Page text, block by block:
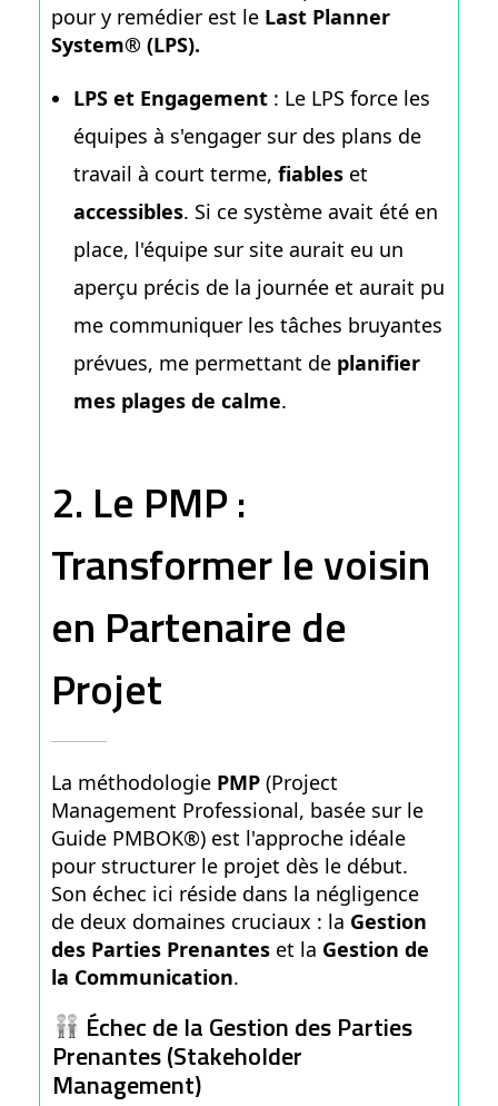
pour y remédier est le Last Planner
System® (LPS).
LPS et Engagement: Le LPS force les
équipes à s'engager sur des plans de
travail à court terme, fiableset
accessibles. Si ce système avait été en
place, l'équipe sur site aurait eu un
aperçu précis de la journée et aurait pu
me communiquer les tâches bruyantes
prévues, me permettant de planifier
mes plages de calme.
2. Le PMP :
Transformer le voisin
en Partenaire de
Projet
La méthodologie PMP (Project
Management Professional, basée sur le
Guide PMBOK®) est l'approche idéale
pour structurer le projet dès le début.
Son échec ici réside dans la négligence
de deux domaines cruciaux : la Gestion
des Parties Prenantes et la Gestion de
la Communication.
Échec de la Gestion des Parties
Prenantes (Stakeholder
Management)